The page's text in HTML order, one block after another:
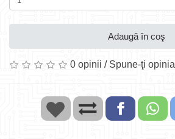
Adaugă în coş
0 opinii / Spune-ţi opinia